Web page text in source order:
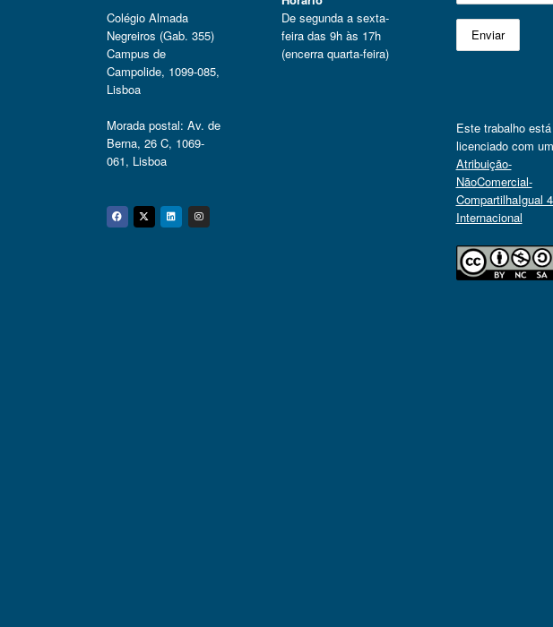
Colégio Almada
Negreiros (Gab. 355)
Campus de
Campolide, 1099-085,
Lisboa
Morada postal: Av. de
Berna, 26 C, 1069-
061, Lisboa
Facebook
Twitter
Linkedin
Instagram
De segunda a sexta-
feira das 9h às 17h
(encerra quarta-feira)
Este trabalho está
licenciado com
Atribuição-
NãoComercial-
CompartilhaIgual
Internacional